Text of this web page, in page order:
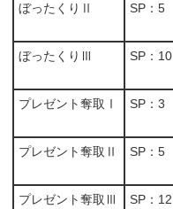
ぼったくりⅡ SP：5
ぼったくりⅢ SP：10
プレゼント奪取Ⅰ SP：3
プレゼント奪取Ⅱ SP：5
プレゼント奪取Ⅲ SP：12